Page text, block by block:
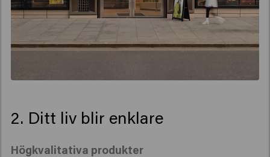
2. Ditt liv blir enklare
Högkvalitativa produkter